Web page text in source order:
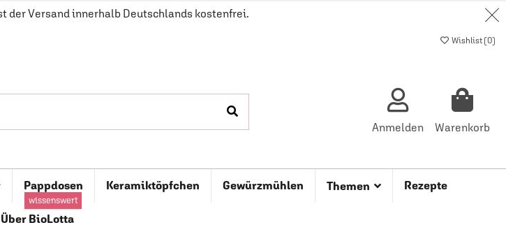
der Versand innerhalb Deutschlands kostenfrei.
Wishlist (0)
Anmelden Warenkorb
Pappdosen Keramiktöpfchen Gewürzmühlen Themen Rezepte
Über BioLotta
wissenswert